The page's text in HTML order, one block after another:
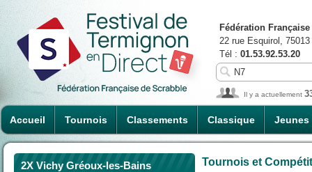
Accueil Tournois Classements Classique Jeunes
Fédération
22 rue Esquirol,
Tél : 01.53.92.53.20
Il y a actuellement
2X Vichy Gréoux-les-Bains Tournois et